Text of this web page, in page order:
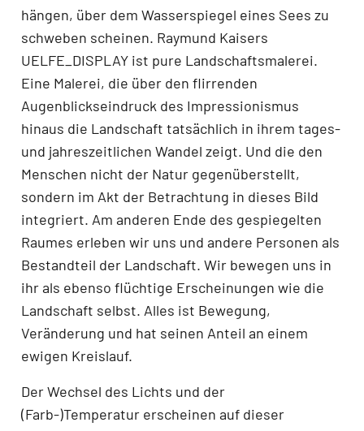
hängen, über dem Wasserspiegel eines Sees zu
schweben scheinen. Raymund Kaisers
UELFE_DISPLAY ist pure Landschaftsmalerei.
Eine Malerei, die über den flirrenden
Augenblickseindruck des Impressionismus
hinaus die Landschaft tatsächlich in ihrem tages-
und jahreszeitlichen Wandel zeigt. Und die den
Menschen nicht der Natur gegenüberstellt,
sondern im Akt der Betrachtung in dieses Bild
integriert. Am anderen Ende des gespiegelten
Raumes erleben wir uns und andere Personen als
Bestandteil der Landschaft. Wir bewegen uns in
ihr als ebenso flüchtige Erscheinungen wie die
Landschaft selbst. Alles ist Bewegung,
Veränderung und hat seinen Anteil an einem
ewigen Kreislauf.
Der Wechsel des Lichts und der
(Farb-)Temperatur erscheinen auf dieser